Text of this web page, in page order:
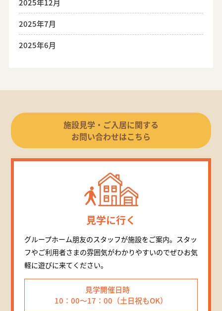
2025年12月
2025年7月
2025年6月
施設見学・ご入居に関する
お問い合わせはこちら
見学に行く
グループホーム朋友のスタッフが施設をご案内。スタッ
フやご利用者さまの雰囲気がわかりやすいのでぜひお気
軽に遊びに来てください。
見学開催日時
10：00～17：00（土日祝もOK）